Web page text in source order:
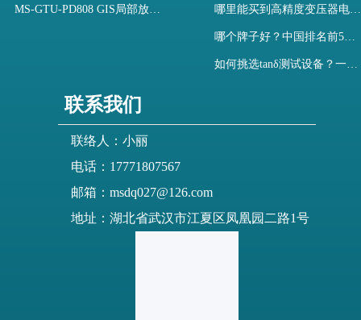
MS-GTU-PD808 GIS局部放电模拟系统 哪里能买到高精度变压器电容量及介损测试仪？快速解决选型难题
哪个牌子好？中国排名前5介质损耗测试仪选型对比快速解决测量难题
如何挑选tanδ测试设备？一文掌握高压介质损耗测试仪采购核心
联系我们
联络人：小丽
电话：17771807567
邮箱：msdq027@126.com
地址：湖北省武汉市江夏区凤凰园二路1号